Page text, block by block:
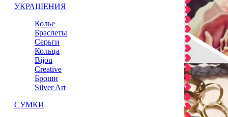
УКРАШЕНИЯ
Колье
Браслеты
Серьги
Кольца
Bijou
Сreative
Броши
Silver Art
СУМКИ